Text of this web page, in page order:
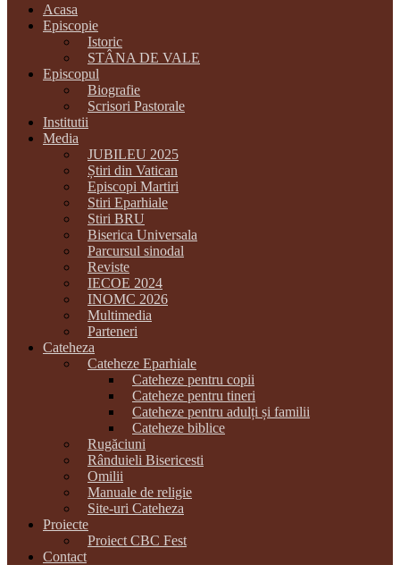
Acasa
Episcopie
Istoric
STÂNA DE VALE
Episcopul
Biografie
Scrisori Pastorale
Institutii
Media
JUBILEU 2025
Știri din Vatican
Episcopi Martiri
Stiri Eparhiale
Stiri BRU
Biserica Universala
Parcursul sinodal
Reviste
IECOE 2024
INOMC 2026
Multimedia
Parteneri
Cateheza
Cateheze Eparhiale
Cateheze pentru copii
Cateheze pentru tineri
Cateheze pentru adulți și familii
Cateheze biblice
Rugăciuni
Rânduieli Bisericesti
Omilii
Manuale de religie
Site-uri Cateheza
Proiecte
Proiect CBC Fest
Contact